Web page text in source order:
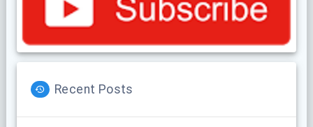
Recent Posts